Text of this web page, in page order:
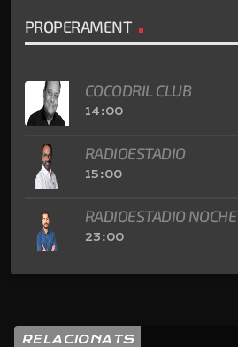
PROPERAMENT
COCODRIL CLUB
14:00
RADIOESTADIO
15:00
RADIOESTADIO NOCHE
23:00
RELACIONATS